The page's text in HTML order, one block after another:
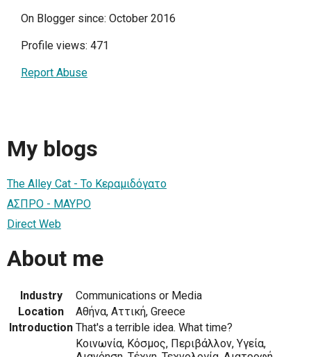
On Blogger since: October 2016
Profile views: 471
Report Abuse
My blogs
The Alley Cat - Το Κεραμιδόγατο
ΑΣΠΡΟ - ΜΑΥΡΟ
Direct Web
About me
Industry
Communications or Media
Location
Αθήνα, Αττική, Greece
Introduction That's a terrible idea. What time?
Κοινωνία, Κόσμος, Περιβάλλον, Υγεία,